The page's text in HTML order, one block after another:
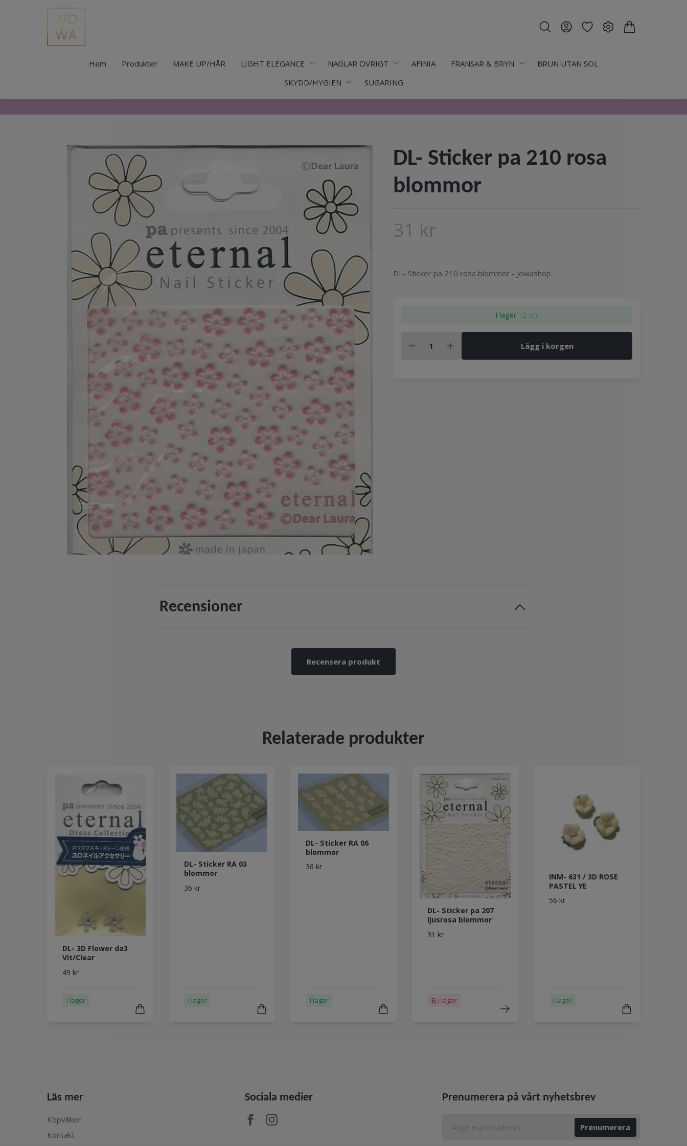
Hem Produkter MAKE UP/HÅR LIGHT ELEGANCE NAGLAR ÖVRIGT AFINIA FRANSAR & BRYN
BRUN UTAN SOL
SKYDD/HYGIEN
SUGARING
DL- Sticker pa 210 rosa
blommor
31 kr
DL- Sticker pa 210 rosa blommor - Jowashop
I lager (2 st)
Lägg i korgen
Recensioner
Recensera produkt
Relaterade produkter
DL- 3D Flower da3
Vit/Clear
49 kr
I lager
DL- Sticker RA 03
blommor
36 kr
I lager
DL- Sticker RA 06
blommor
36 kr
I lager
DL- Sticker pa 207
ljusrosa blommor
31 kr
Ej i lager
INM- 631 / 3D ROSE
PASTEL YE
56 kr
I lager
Läs mer
Köpvillkor
Kontakt
Sociala medier Prenumerera på vårt nyhetsbrev
Prenumerera